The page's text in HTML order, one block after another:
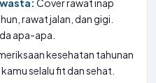
Cover rawat inap
rawat jalan, dan gigi.
apa-apa.
kesehatan tahunan
selalu fit dan sehat.